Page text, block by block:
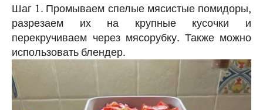
Шаг 1. Промываем спелые мясистые помидоры,
разрезаем их на крупные кусочки и
перекручиваем через мясорубку. Также можно
использовать блендер.